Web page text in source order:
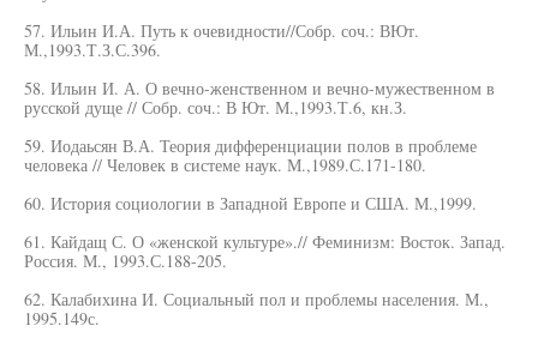
57. Ильин И.А. Путь к очевидности//Собр. соч.: ВЮт.
М.,1993.Т.З.С.396.
58. Ильин И. А. О вечно-женственном и вечно-мужественном в
русской дуще // Собр. соч.: В Ют. М.,1993.Т.6, кн.З.
59. Иодаьсян В.А. Теория дифференциации полов в проблеме
человека // Человек в системе наук. М.,1989.С.171-180.
60. История социологии в Западной Европе и США. М.,1999.
61. Кайдащ С. О «женской культуре».// Феминизм: Восток. Запад.
Россия. М., 1993.С.188-205.
62. Калабихина И. Социальный пол и проблемы населения. М.,
1995.149с.